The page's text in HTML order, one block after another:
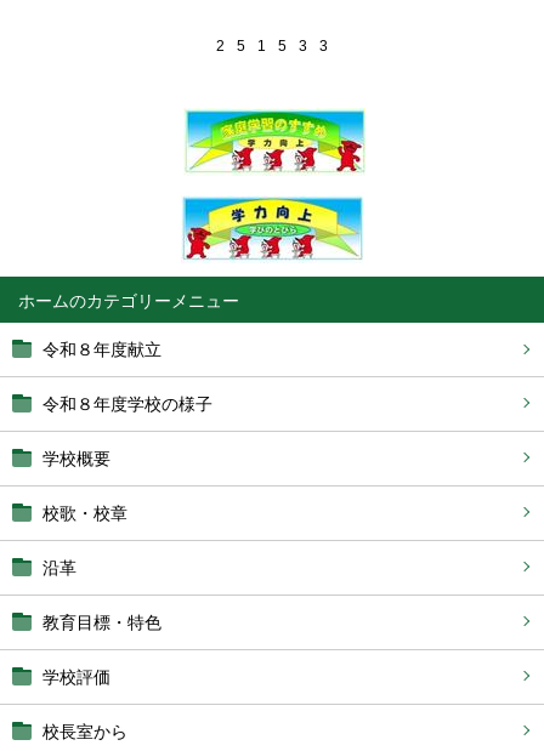
ホーム
令和８年度献立
令和８年度学校の様子
学校概要
校歌・校章
沿革
教育目標・特色
学校評価
校長室から
2 5 1 5 3 3